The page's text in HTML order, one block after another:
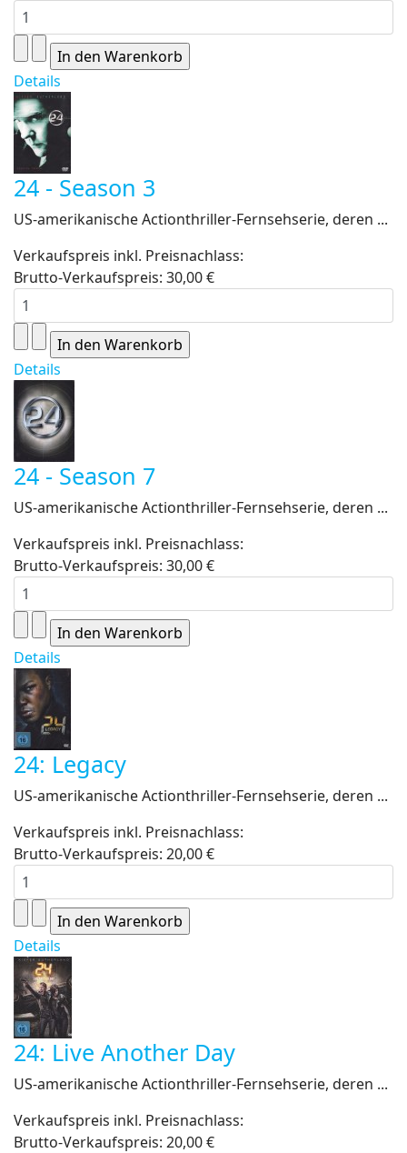
Details
24 - Season 3
US-amerikanische Actionthriller-Fernsehserie, deren ...
Verkaufspreis inkl. Preisnachlass:
Brutto-Verkaufspreis: 30,00 €
Details
24 - Season 7
US-amerikanische Actionthriller-Fernsehserie, deren ...
Verkaufspreis inkl. Preisnachlass:
Brutto-Verkaufspreis: 30,00 €
Details
24: Legacy
US-amerikanische Actionthriller-Fernsehserie, deren ...
Verkaufspreis inkl. Preisnachlass:
Brutto-Verkaufspreis: 20,00 €
Details
24: Live Another Day
US-amerikanische Actionthriller-Fernsehserie, deren ...
Verkaufspreis inkl. Preisnachlass:
Brutto-Verkaufspreis: 20,00 €